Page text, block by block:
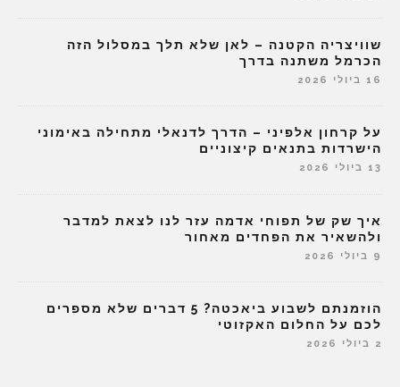
שוויצריה הקטנה – לאן שלא תלך במסלול הזה
הכרמל משתנה בדרך
16 ביולי 2026
על קרחון אלפיני – הדרך לדנאלי מתחילה באימוני
הישרדות בתנאים קיצוניים
13 ביולי 2026
איך שק של תפוחי אדמה עזר לנו לצאת למדבר
ולהשאיר את הפחדים מאחור
9 ביולי 2026
הוזמנתם לשבוע ביאכטה? 5 דברים שלא מספרים
לכם על החלום האקזוטי
2 ביולי 2026